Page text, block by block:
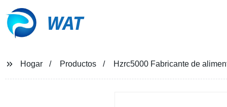
WAT
Hogar Productos Hzrc5000 Fabricante de